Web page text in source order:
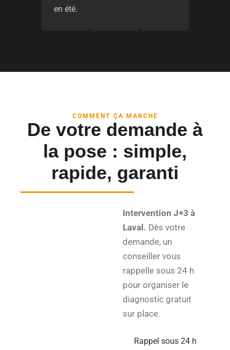
en été.
COMMENT ÇA MARCHE
De votre demande à
la pose : simple,
rapide, garanti
Intervention J+3 à
Laval. Dès votre
demande, un
conseiller vous
rappelle sous 24 h
pour organiser le
diagnostic gratuit
sur place.
Rappel sous 24 h